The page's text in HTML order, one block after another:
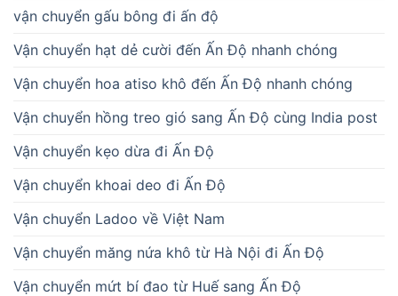
vận chuyển gấu bông đi ấn độ
Vận chuyển hạt dẻ cười đến Ấn Độ nhanh chóng
Vận chuyển hoa atiso khô đến Ấn Độ nhanh chóng
Vận chuyển hồng treo gió sang Ấn Độ cùng India post
Vận chuyển kẹo dừa đi Ấn Độ
Vận chuyển khoai deo đi Ấn Độ
Vận chuyển Ladoo về Việt Nam
Vận chuyển măng nứa khô từ Hà Nội đi Ấn Độ
Vận chuyển mứt bí đao từ Huế sang Ấn Độ